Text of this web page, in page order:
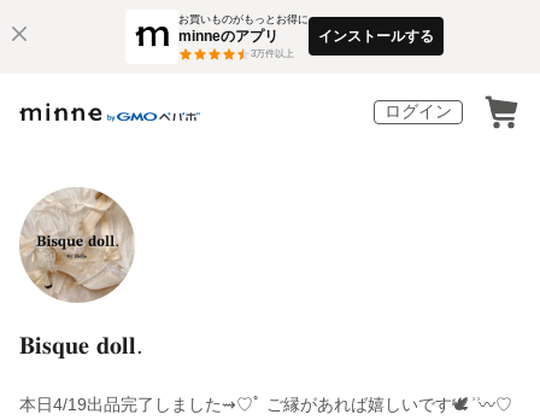
お買いものがもっとお得に
minneのアプリ
3万件以上
インストールする
ログイン
𝐁𝐢𝐬𝐪𝐮𝐞 𝐝𝐨𝐥𝐥.
本日4/19出品完了しました⇝♡ﾟ ご縁があれば嬉しいです🕊 ͗ ͗〰︎︎♡